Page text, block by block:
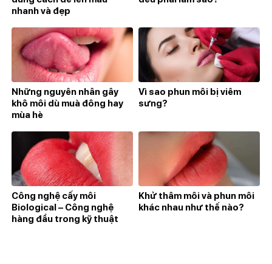
nhanh và đẹp
Những nguyên nhân gây
khô môi dù muà đông hay
mùa hè
Vì sao phun môi bị viêm
sưng?
Công nghệ cấy môi
Biological – Công nghệ
hàng đầu trong kỹ thuật
Khử thâm môi và phun môi
khác nhau như thế nào?